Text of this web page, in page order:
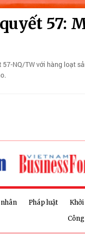
57:
NQ/TW với hàng loạt
Pháp luật